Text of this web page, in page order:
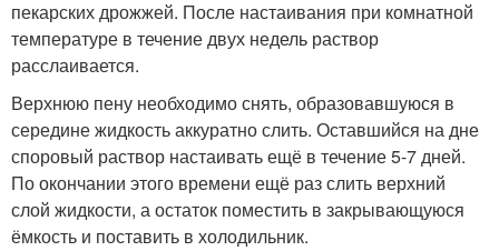
пекарских дрожжей. После настаивания при комнатной
температуре в течение двух недель раствор
расслаивается.
Верхнюю пену необходимо снять, образовавшуюся в
середине жидкость аккуратно слить. Оставшийся на дне
споровый раствор настаивать ещё в течение 5-7 дней.
По окончании этого времени ещё раз слить верхний
слой жидкости, а остаток поместить в закрывающуюся
ёмкость и поставить в холодильник.